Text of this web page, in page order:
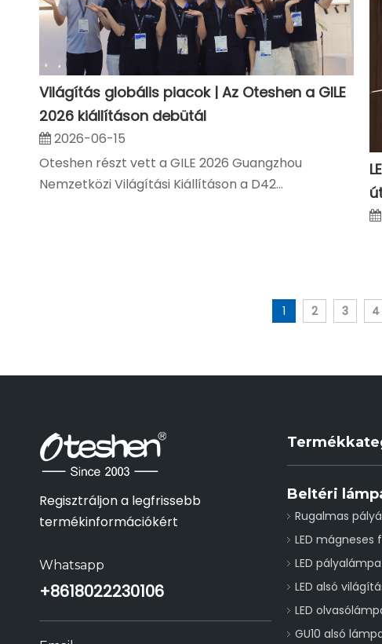
Világítás globális piacok | Az Oteshen a GILE
2026 kiállításon debütál
2026-06-15
Oteshen részt vett a GILE 2026 Guangzhou
Nemzetközi Világítási Kiállításon a D42...
1 2 3 4
Regisztráljon a legfrissebb
termékinformációkért
Whatsapp
+8618022230106
Beltéri
Rugalmas
LED mágneses
LED pályalámpa
LED alsó
LED
GU10 alsó